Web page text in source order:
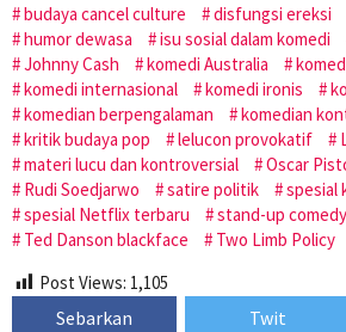
budaya cancel culture
disfungsi ereksi
humor dewasa
isu sosial dalam komedi
Johnny Cash
komedi Australia
komedi internasional
komedi ironis
komedian berpengalaman
komedian
kritik budaya pop
lelucon provokatif
materi lucu dan kontroversial
Oscar
Rudi Soedjarwo
satire politik
spesial
spesial Netflix terbaru
stand-up comedy
Ted Danson blackface
Two Limb Policy
Post Views: 1,105
Sebarkan Twit